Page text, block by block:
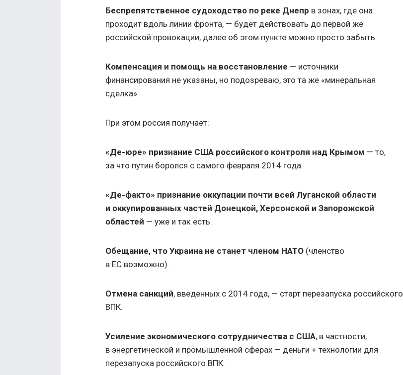
Беспрепятственное судоходство по реке Днепр в зонах, где она
проходит вдоль линии фронта, — будет действовать до первой же
российской провокации, далее об этом пункте можно просто забыть.
Компенсация и помощь на восстановление — источники
финансирования не указаны, но подозреваю, это та же «минеральная
сделка».
При этом россия получает:
«Де-юре» признание США российского контроля над Крымом — то,
за что путин боролся с самого февраля 2014 года.
«Де-факто» признание оккупации почти всей Луганской области
и оккупированных частей Донецкой, Херсонской и Запорожской
областей — уже и так есть.
Обещание, что Украина не станет членом НАТО (членство
в ЕС возможно).
Отмена санкций, введенных с 2014 года, — старт перезапуска российского
ВПК.
Усиление экономического сотрудничества с США, в частности,
в энергетической и промышленной сферах — деньги + технологии для
перезапуска российского ВПК.